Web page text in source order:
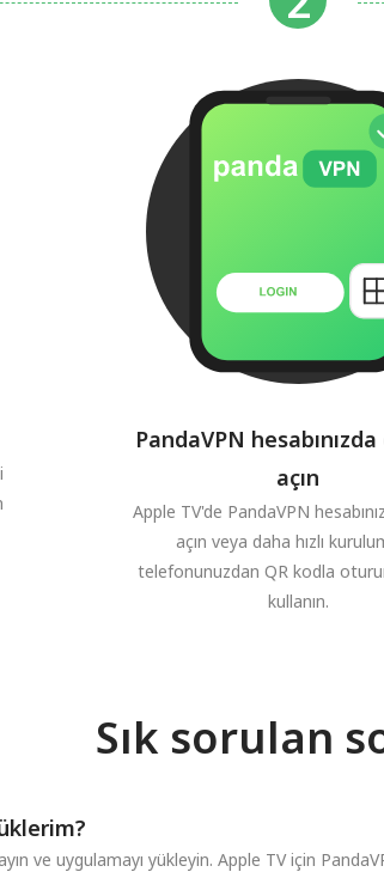
PandaVPN
açın
Apple TV'de PandaVPN
açın veya daha hızlı
telefonunuzdan QR kodla
kullanın.
Sık sorulan
ve uygulamayı yükleyin. Apple TV için